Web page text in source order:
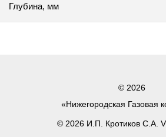
Глубина, мм
© 2026
«Нижегородская Газовая
© 2026 И.П. Кротиков С.А.